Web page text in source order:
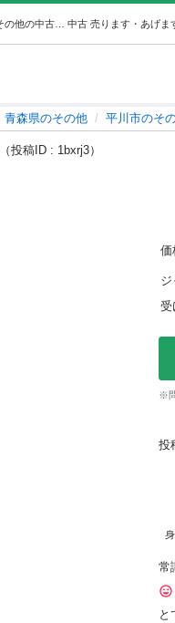
中古 売ります・あげま
青森県のその他 平川市のそ
（投稿ID : 1bxrj3）
価
受
※
投
常
と